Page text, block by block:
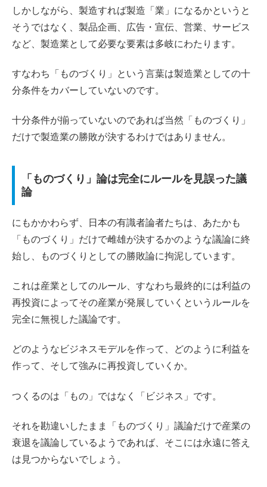
しかしながら、製造すれば製造「業」になるかというと
そうではなく、製品企画、広告・宣伝、営業、サービス
など、製造業として必要な要素は多岐にわたります。
すなわち「ものづくり」という言葉は製造業としての十
分条件をカバーしていないのです。
十分条件が揃っていないのであれば当然「ものづくり」
だけで製造業の勝敗が決するわけではありません。
「ものづくり」論は完全にルールを見誤った議
論
にもかかわらず、日本の有識者論者たちは、あたかも
「ものづくり」だけで雌雄が決するかのような議論に終
始し、ものづくりとしての勝敗論に拘泥しています。
これは産業としてのルール、すなわち最終的には利益の
再投資によってその産業が発展していくというルールを
完全に無視した議論です。
どのようなビジネスモデルを作って、どのように利益を
作って、そして強みに再投資していくか。
つくるのは「もの」ではなく「ビジネス」です。
それを勘違いしたまま「ものづくり」議論だけで産業の
衰退を議論しているようであれば、そこには永遠に答え
は見つからないでしょう。